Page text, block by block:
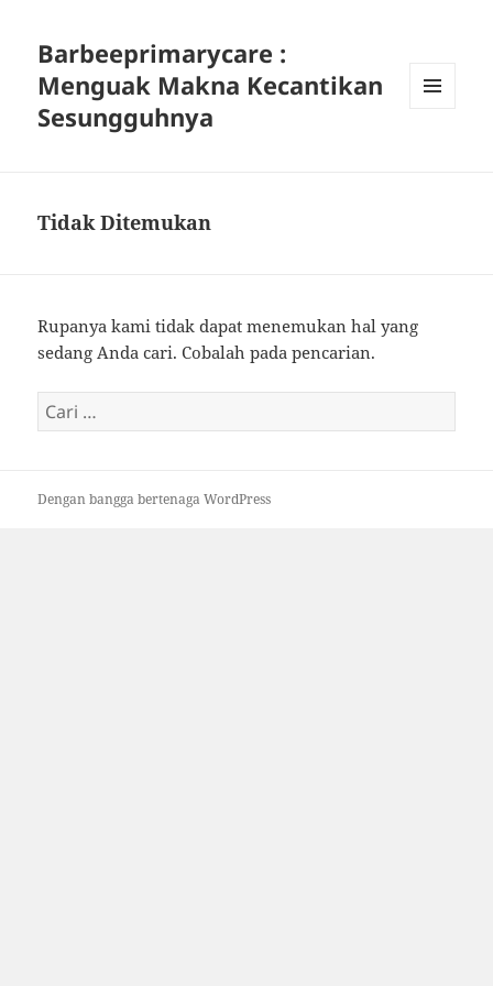
Barbeeprimarycare :
Menguak Makna Kecantikan
Sesungguhnya
Tidak Ditemukan
Rupanya kami tidak dapat menemukan hal yang
sedang Anda cari. Cobalah pada pencarian.
Cari
untuk:
Dengan bangga bertenaga WordPress